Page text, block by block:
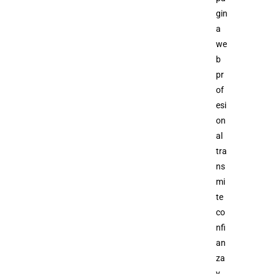
gin
a
we
b
pr
of
esi
on
al
tra
ns
mi
te
co
nfi
an
za